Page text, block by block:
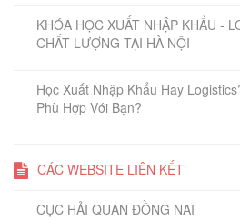
KHÓA HỌC XUẤT NHẬP KHẨU -
CHẤT LƯỢNG TẠI HÀ NỘI
Học Xuất Nhập Khẩu Hay
Phù Hợp Với Bạn?
CÁC WEBSITE LIÊN KẾT
CỤC HẢI QUAN ĐỒNG NAI